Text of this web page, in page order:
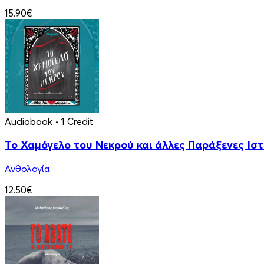
15.90€
Audiobook • 1 Credit
Το Χαμόγελο του Νεκρού και άλλες Παράξενες
Ανθολογία
12.50€